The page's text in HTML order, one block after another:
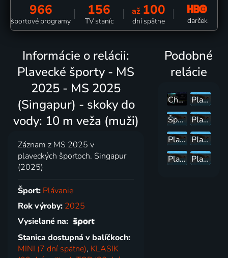
966
športové programy
156
TV staníc
až 100
dní spätne darček
Informácie o relácii:
Plavecké športy - MS
2025 - MS 2025
(Singapur) - skoky do
vody: 10 m veža (muži)
Záznam z MS 2025 v
plaveckých športoch. Singapur
(2025)
Šport: Plávanie
Rok výroby: 2025
Vysielané na:
Stanica dostupná v balíčkoch:
MINI (7 dní spätne), KLASIK
Podobné
relácie
Championnats du monde
Plavecké športy - MS 2025 - MS 2025 (Singapur) - plávanie: 8. deň
Šport 2022: zostrihy
Plavecké športy - MS 2025 - MS 2025 (Singapur) - plávanie: 6. deň
Plavecké športy - MS 2025 - MS 2025 (Singapur) - skoky do vody: 3 m doska (muži)
Plavecké športy - MS 2025 - MS 2025 (Singapur) - skoky do vody: 3 m doska (ženy)
Plavecké športy - MS 2025 - MS 2025 (Singapur) - plávanie: 7. deň
Plavecké športy - MS 2025